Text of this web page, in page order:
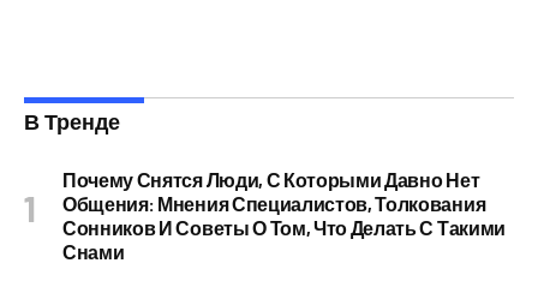
В Тренде
Почему Снятся Люди, С Которыми Давно Нет
Общения: Мнения Специалистов, Толкования
Сонников И Советы О Том, Что Делать С Такими
Снами